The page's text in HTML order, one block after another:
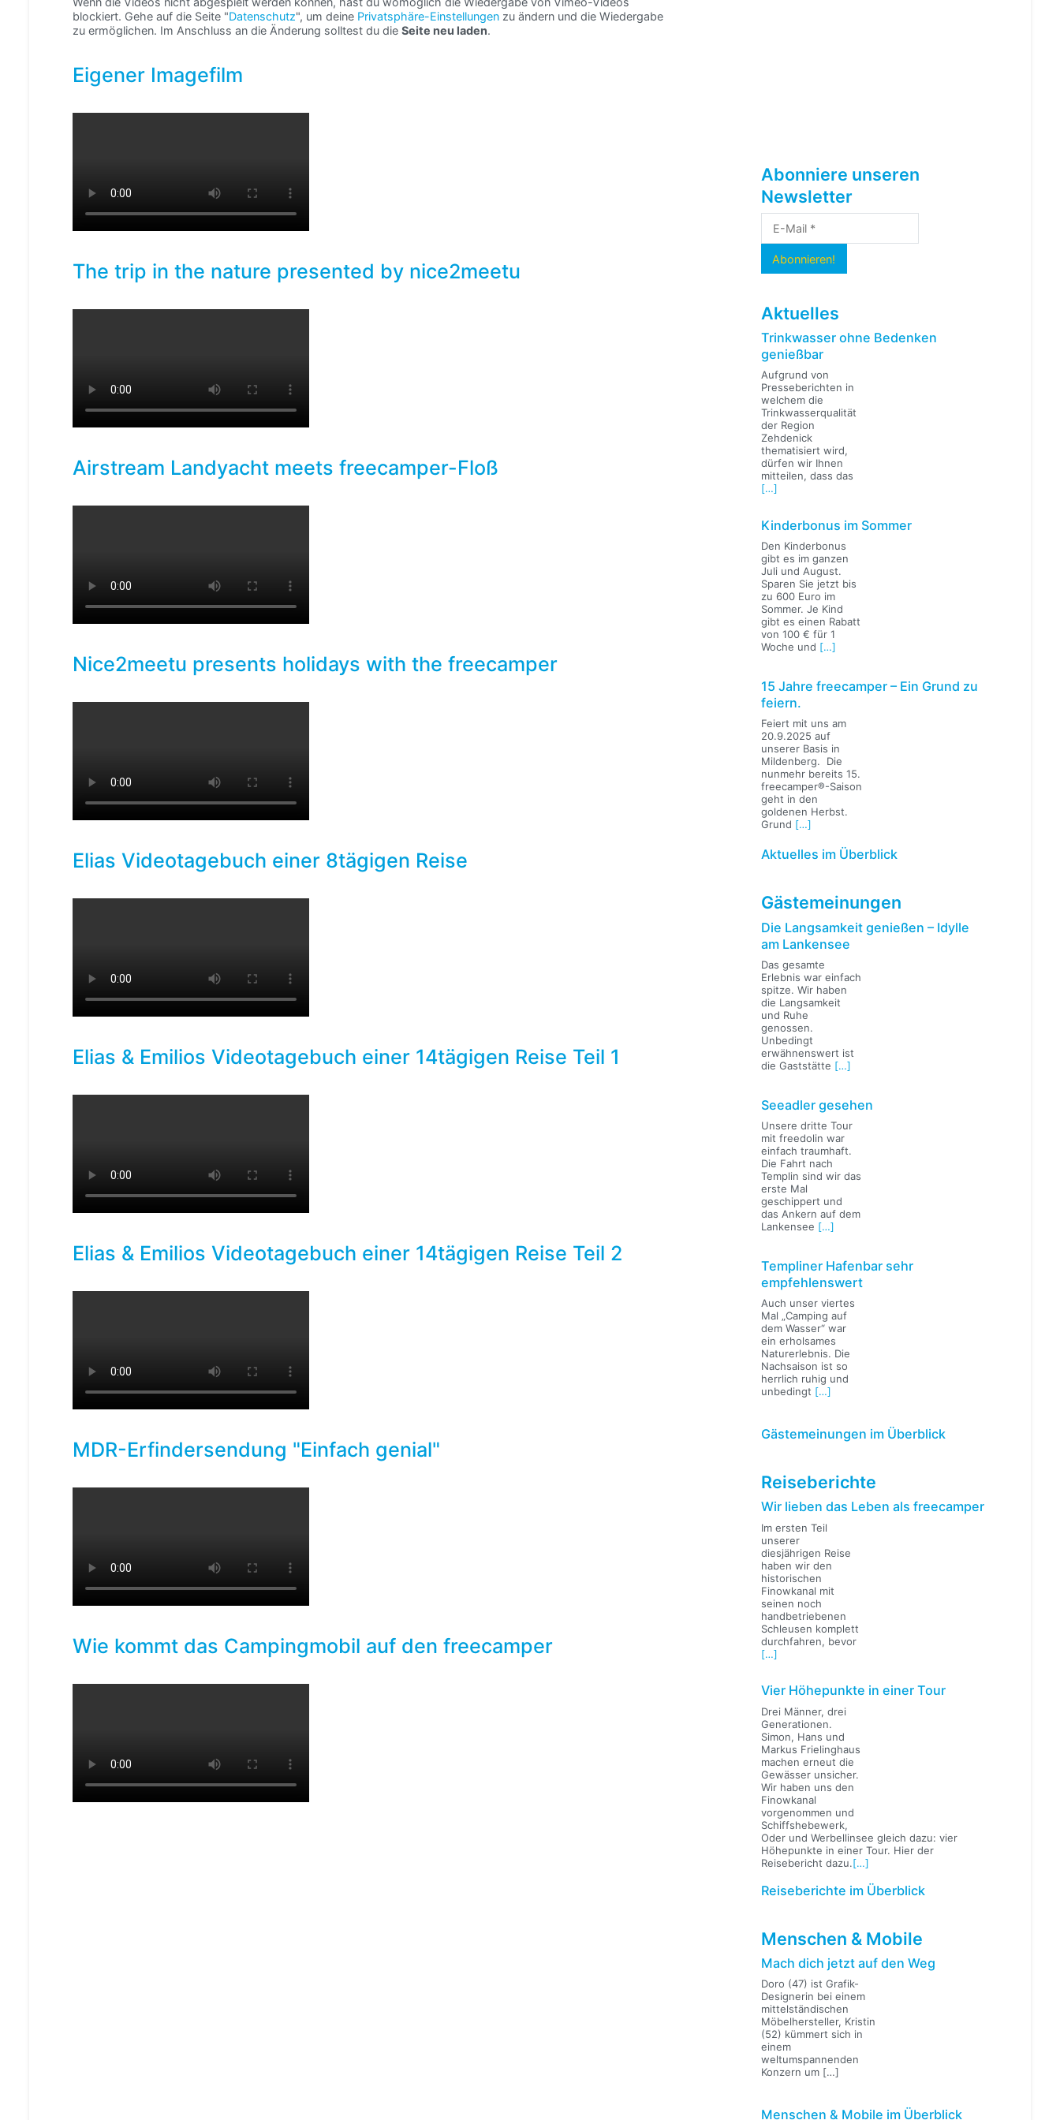
blockiert. Gehe auf die Seite "Datenschutz", um deine Privatsphäre-Einstellungen zu ändern und die Wiedergabe
zu ermöglichen. Im Anschluss an die Änderung solltest du die Seite neu laden.
Eigener Imagefilm
The trip in the nature presented by nice2meetu
Airstream Landyacht meets freecamper-Floß
Nice2meetu presents holidays with the freecamper
Elias Videotagebuch einer 8tägigen Reise
Elias & Emilios Videotagebuch einer 14tägigen Reise Teil 1
Elias & Emilios Videotagebuch einer 14tägigen Reise Teil 2
MDR-Erfindersendung "Einfach genial"
Wie kommt das Campingmobil auf den freecamper
Abonniere unseren
Newsletter
Aktuelles
Trinkwasser ohne Bedenken
genießbar
Aufgrund von
Presseberichten in
welchem die
Trinkwasserqualität
der Region
Zehdenick
thematisiert wird,
dürfen wir Ihnen
mitteilen, dass das
[…]
Kinderbonus im Sommer
Den Kinderbonus
gibt es im ganzen
Juli und August.
Sparen Sie jetzt bis
zu 600 Euro im
Sommer. Je Kind
gibt es einen Rabatt
von 100 € für 1
Woche und […]
15 Jahre freecamper – Ein Grund zu
feiern.
Feiert mit uns am
20.9.2025 auf
unserer Basis in
Mildenberg. Die
nunmehr bereits 15.
freecamper®-Saison
geht in den
goldenen Herbst.
Grund […]
Aktuelles im Überblick
Gästemeinungen
Die Langsamkeit genießen – Idylle
am Lankensee
Das gesamte
Erlebnis war einfach
spitze. Wir haben
die Langsamkeit
und Ruhe
genossen.
Unbedingt
erwähnenswert ist
die Gaststätte […]
Seeadler gesehen
Unsere dritte Tour
mit freedolin war
einfach traumhaft.
Die Fahrt nach
Templin sind wir das
erste Mal
geschippert und
das Ankern auf dem
Lankensee […]
Templiner Hafenbar sehr
empfehlenswert
Auch unser viertes
Mal „Camping auf
dem Wasser“ war
ein erholsames
Naturerlebnis. Die
Nachsaison ist so
herrlich ruhig und
unbedingt […]
Gästemeinungen im Überblick
Reiseberichte
Wir lieben das Leben als freecamper
Im ersten Teil
unserer
diesjährigen Reise
haben wir den
historischen
Finowkanal mit
seinen noch
handbetriebenen
Schleusen komplett
durchfahren, bevor
[…]
Vier Höhepunkte in einer Tour
Drei Männer, drei
Generationen.
Simon, Hans und
Markus Frielinghaus
machen erneut die
Gewässer unsicher.
Wir haben uns den
Finowkanal
vorgenommen und
Schiffshebewerk,
Oder und Werbellinsee gleich dazu: vier
Höhepunkte in einer Tour. Hier der
Reisebericht dazu.[…]
Reiseberichte im Überblick
Menschen & Mobile
Mach dich jetzt auf den Weg
Doro (47) ist Grafik-
Designerin bei einem
mittelständischen
Möbelhersteller, Kristin
(52) kümmert sich in
einem
weltumspannenden
Konzern um […]
Menschen & Mobile im Überblick